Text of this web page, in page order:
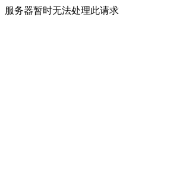
服务器暂时无法处理此请求